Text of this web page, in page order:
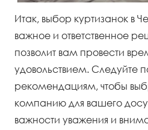
Итак, выбор куртизанок в
важное и ответственное
позволит вам провести
удовольствием. Следуйте
рекомендациям, чтобы
компанию для вашего
важности уважения и